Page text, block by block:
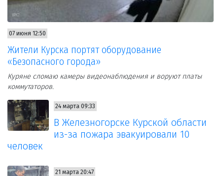
07 июня 12:50
Жители Курска портят оборудование
«Безопасного города»
Куряне сломаю камеры видеонаблюдения и воруют платы
коммутаторов.
24 марта 09:33
В Железногорске Курской области
из-за пожара эвакуировали 10
человек
21 марта 20:47